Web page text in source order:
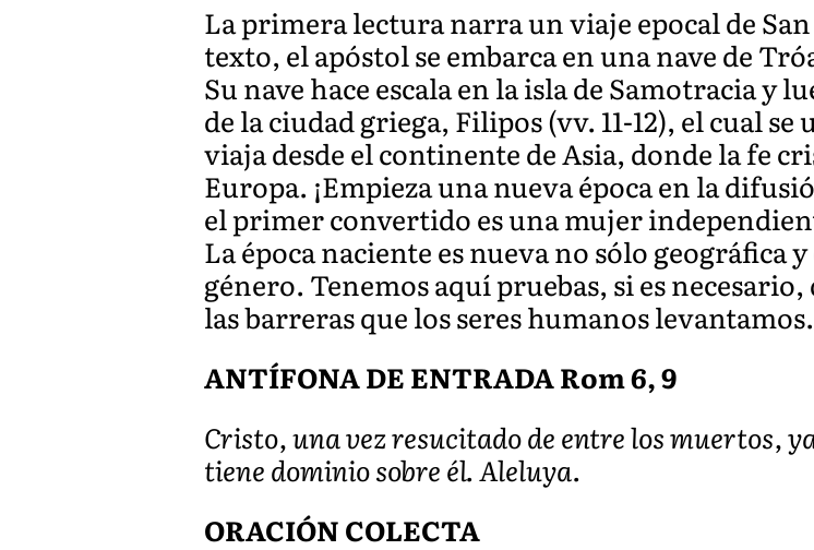
La primera lectura narra un viaje epocal de
texto, el apóstol se embarca en una nave de
Su nave hace escala en la isla de Samotracia y
de la ciudad griega, Filipos (vv. 11-12), el cual
viaja desde el continente de Asia, donde la fe
Europa. ¡Empieza una nueva época en la
el primer convertido es una mujer
La época naciente es nueva no sólo
género. Tenemos aquí pruebas, si es
las barreras que los seres humanos levantamos.
ANTÍFONA DE ENTRADA Rom 6, 9
Cristo, una vez resucitado de entre los muertos,
tiene dominio sobre él. Aleluya.
ORACIÓN COLECTA